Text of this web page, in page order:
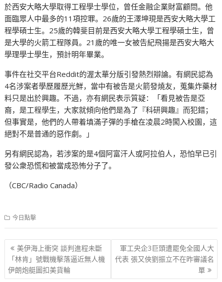
於西安大略大學取得工程學士學位，曾任金融企業財富顧問。他
面臨眾人中最多的11項控罪。26歲的王澤坤現是西安大略大學工
程學碩士生。25歲的韓斐目前是西安大略大學工程學碩士生，曾
是大學的火箭工程隊員。21歲的唯一女被告紀飛揚是西安大略大
學理學士學生，預計明年畢業。
事件在社交平台Reddit的渥太華分版引發熱烈辯論。有網民認為
4名涉案者學歷履歷光鮮，當中有被告是火箭發燒友，蒐集炸藥材
料只是出於興趣。不過，亦有網民表示質疑：「看見被告是亞
裔，是工程學生，大家就傾向他們是為了『科研興趣』而犯錯；
但事實是，他們的人帶着填滿子彈的手槍在凌晨2時闖入校園，這
絕對不是普通的惡作劇。」
另有網民認為，若涉案的是4個阿富汗人或阿拉伯人，恐怕早已引
發公衆恐慌和被當成恐怖分子了。
（CBC/Radio Canada）
今日點擊
文
章
导
美伊海上衝突 談判進程未斷
「林肯」號戰機擊落逼近無人機
伊朗炮艇圖扣美貨輪
軍工央企3巨頭遭罷免全國人大
代表 張又俠劉振立不在昨審議名
單